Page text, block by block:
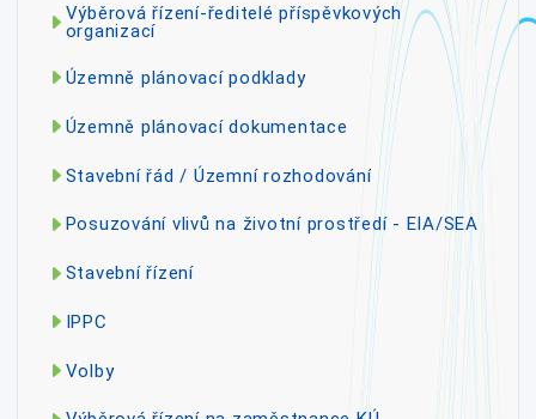
Výběrová řízení-ředitelé příspěvkových
organizací
Územně plánovací podklady
Územně plánovací dokumentace
Stavební řád / Územní rozhodování
Posuzování vlivů na životní prostředí - EIA/SEA
Stavební řízení
IPPC
Volby